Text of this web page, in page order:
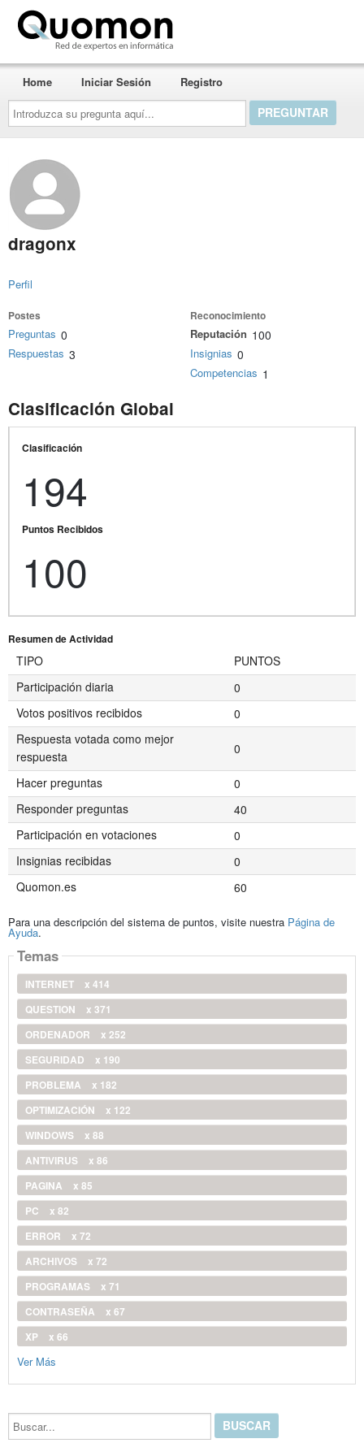
Introduzca
su
pregunta
aquí...
Home Iniciar Sesión Registro
dragonx
Perfil
Postes
Preguntas 0
Respuestas 3
Reconocimiento
Reputación 100
Insignias 0
Competencias 1
Clasificación Global
Clasificación
194
Puntos Recibidos
100
Resumen de Actividad
TIPO
PUNTOS
Participación diaria
0
Votos positivos recibidos
0
Respuesta votada como mejor
respuesta
0
Hacer preguntas
0
Responder preguntas
40
Participación en votaciones
0
Insignias recibidas
0
Quomon.es
60
Para una descripción del sistema de puntos, visite nuestra Página de
Ayuda.
Temas
INTERNET
x 414
QUESTION
x 371
ORDENADOR
x 252
SEGURIDAD
x 190
PROBLEMA
x 182
OPTIMIZACIÓN
x 122
WINDOWS
x 88
ANTIVIRUS
x 86
PAGINA
x 85
PC
x 82
ERROR
x 72
ARCHIVOS
x 72
PROGRAMAS
x 71
CONTRASEÑA
x 67
XP
x 66
Ver Más
Buscar...